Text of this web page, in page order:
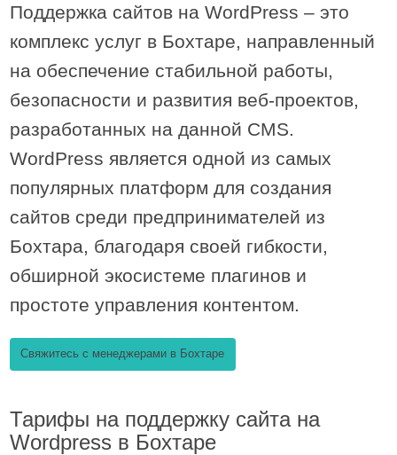
Поддержка сайтов на WordPress – это
комплекс услуг в Бохтаре, направленный
на обеспечение стабильной работы,
безопасности и развития веб-проектов,
разработанных на данной CMS.
WordPress является одной из самых
популярных платформ для создания
сайтов cреди предпринимателей из
Бохтара, благодаря своей гибкости,
обширной экосистеме плагинов и
простоте управления контентом.
Свяжитесь с менеджерами в Бохтаре
Тарифы на поддержку сайта на
Wordpress в Бохтаре